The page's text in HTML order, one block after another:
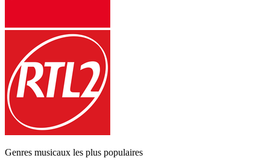
Genres musicaux les plus populaires